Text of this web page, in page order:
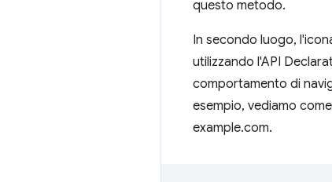
questo metodo.
In secondo luogo,
utilizzando l'API
comportamento di
esempio, vediamo
example.com.